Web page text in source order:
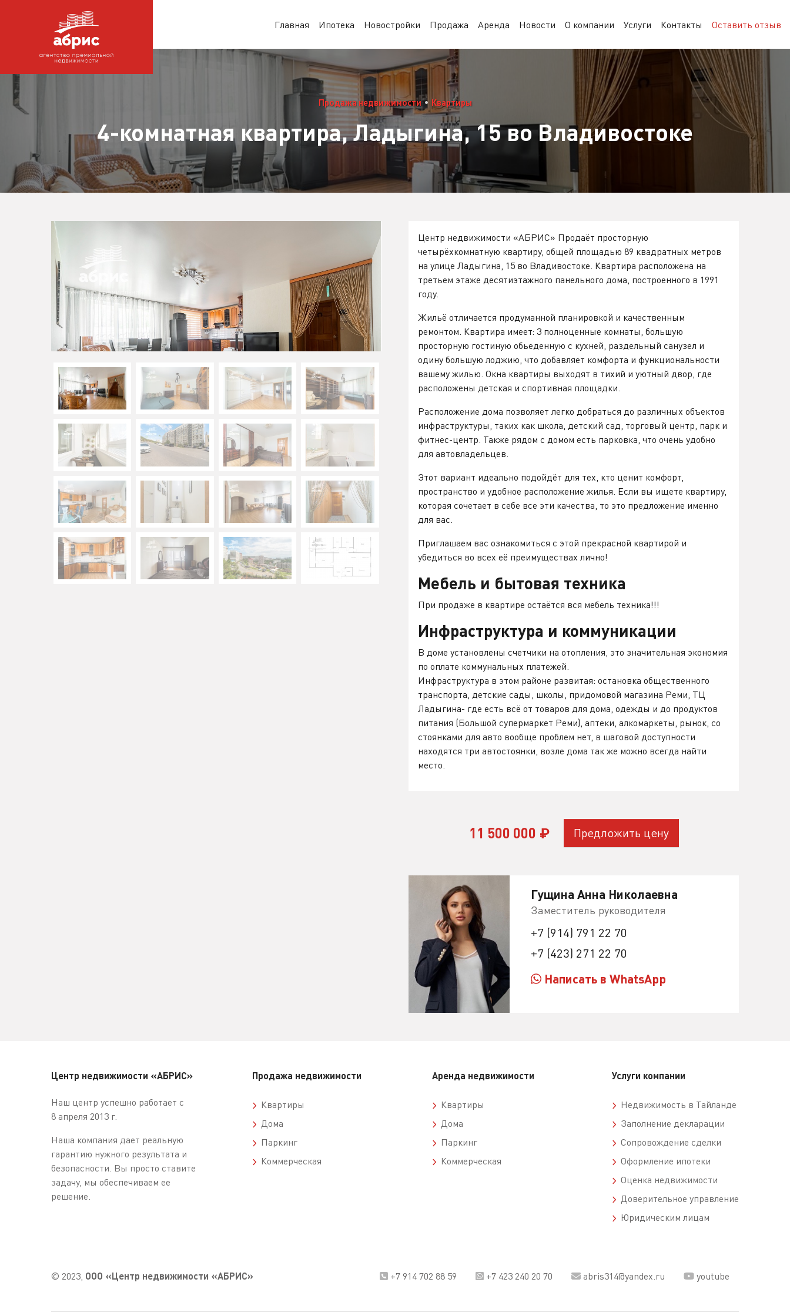
Главная Ипотека Новостройки Продажа Аренда Новости О компании Услуги Контакты Оставить отзыв
Продажа недвижимости• Квартиры
4-комнатная квартира, Ладыгина, 15 во Владивостоке
Центр недвижимости «АБРИС» Продаёт просторную
четырёхкомнатную квартиру, общей площадью 89 квадратных метров
на улице Ладыгина, 15 во Владивостоке. Квартира расположена на
третьем этаже десятиэтажного панельного дома, построенного в 1991
году.
Жильё отличается продуманной планировкой и качественным
ремонтом. Квартира имеет: 3 полноценные комнаты, большую
просторную гостиную обьеденную с кухней, раздельный санузел и
одину большую лоджию, что добавляет комфорта и функциональности
вашему жилью. Окна квартиры выходят в тихий и уютный двор, где
расположены детская и спортивная площадки.
Расположение дома позволяет легко добраться до различных объектов
инфраструктуры, таких как школа, детский сад, торговый центр, парк и
фитнес-центр. Также рядом с домом есть парковка, что очень удобно
для автовладельцев.
Этот вариант идеально подойдёт для тех, кто ценит комфорт,
пространство и удобное расположение жилья. Если вы ищете квартиру,
которая сочетает в себе все эти качества, то это предложение именно
для вас.
Приглашаем вас ознакомиться с этой прекрасной квартирой и
убедиться во всех её преимуществах лично!
Мебель и бытовая техника
При продаже в квартире остаётся вся мебель техника!!!
Инфраструктура и коммуникации
В доме установлены счетчики на отопления, это значительная экономия
по оплате коммунальных платежей.
Инфраструктура в этом районе развитая: остановка общественного
транспорта, детские сады, школы, придомовой магазина Реми, ТЦ
Ладыгина- где есть всё от товаров для дома, одежды и до продуктов
питания (Большой супермаркет Реми), аптеки, алкомаркеты, рынок, со
стоянками для авто вообще проблем нет, в шаговой доступности
находятся три автостоянки, возле дома так же можно всегда найти
место.
11 500 000 ₽ Предложить цену
Гущина Анна Николаевна
Заместитель руководителя
+7 (914) 791 22 70
+7 (423) 271 22 70
Написать в WhatsApp
Центр недвижимости «АБРИС»
Наш центр успешно работает с
8 апреля 2013 г.
Наша компания дает реальную
гарантию нужного результата и
безопасности. Вы просто ставите
задачу, мы обеспечиваем ее
решение.
Продажа недвижимости
Квартиры
Дома
Паркинг
Коммерческая
Аренда недвижимости
Квартиры
Дома
Паркинг
Коммерческая
Услуги компании
Недвижимость в Тайланде
Заполнение декларации
Сопровождение сделки
Оформление ипотеки
Оценка недвижимости
Доверительное управление
Юридическим лицам
© 2023, ООО «Центр недвижимости «АБРИС» +7 914 702 88 59 +7 423 240 20 70 abris314@yandex.ru youtube